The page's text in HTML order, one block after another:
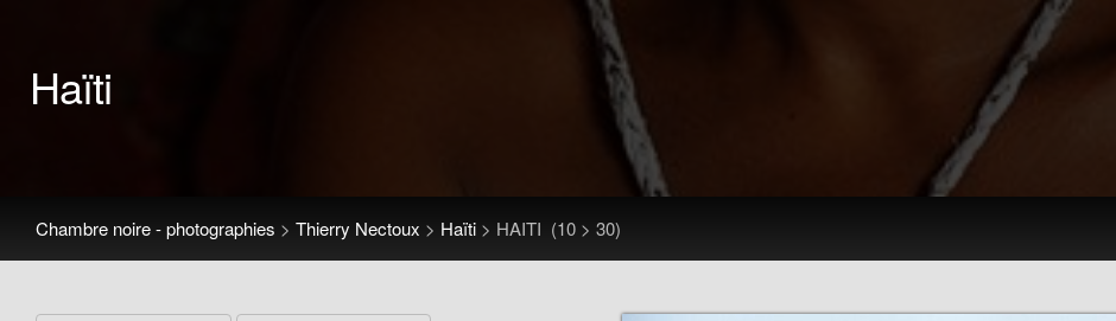
Haïti
Chambre noire - photographies > Thierry Nectoux > Haïti > HAITI (10 > 30)